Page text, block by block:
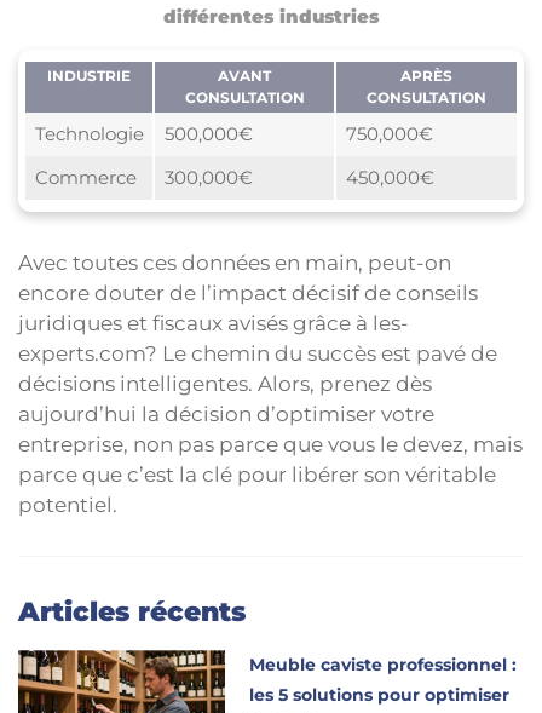
différentes industries
INDUSTRIE
AVANT
CONSULTATION
APRÈS
CONSULTATION
Technologie 500,000€
750,000€
Commerce
300,000€ 450,000€
Avec toutes ces données en main, peut-on
encore douter de l’impact décisif de conseils
juridiques et fiscaux avisés grâce à les-
experts.com? Le chemin du succès est pavé de
décisions intelligentes. Alors, prenez dès
aujourd’hui la décision d’optimiser votre
entreprise, non pas parce que vous le devez, mais
parce que c’est la clé pour libérer son véritable
potentiel.
Articles récents
Meuble caviste professionnel :
les 5 solutions pour optimiser